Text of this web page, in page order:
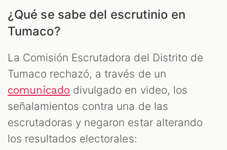
¿Qué se sabe del escrutinio en
Tumaco?
La Comisión Escrutadora del Distrito de
Tumaco rechazó, a través de un
comunicado divulgado en video, los
señalamientos contra una de las
escrutadoras y negaron estar alterando
los resultados electorales: